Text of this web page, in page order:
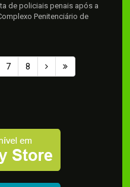
de policiais penais após a
Penitenciário de
7 8